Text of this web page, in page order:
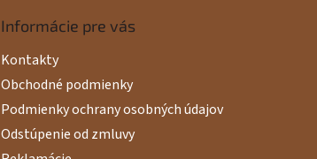
Informácie pre vás
Kontakty
Obchodné podmienky
Podmienky ochrany osobných údajov
Odstúpenie od zmluvy